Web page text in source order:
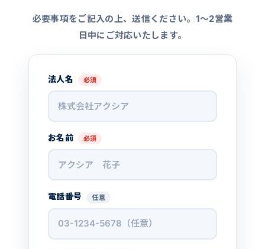
必要事項をご記入の上、送信ください。1〜2営業
日中にご対応いたします。
法人名 必須
お名前 必須
電話番号 任意